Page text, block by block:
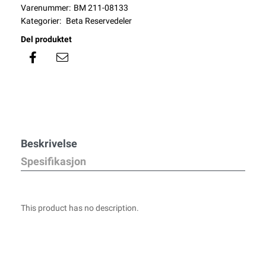
Varenummer: BM 211-08133
Kategorier: Beta Reservedeler
Del produktet
Beskrivelse
Spesifikasjon
This product has no description.